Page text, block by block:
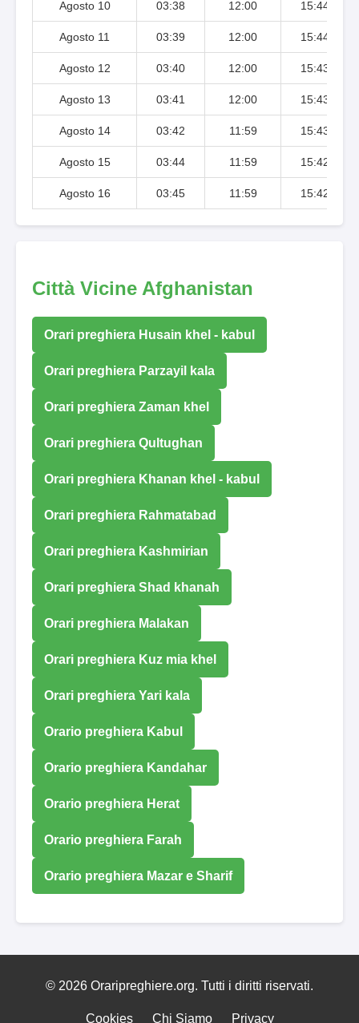
Agosto 10 03:38 12:00 15:44
Agosto 11 03:39 12:00 15:44
Agosto 12 03:40 12:00 15:43
Agosto 13 03:41 12:00 15:43
Agosto 14 03:42 11:59 15:43
Agosto 15 03:44 11:59 15:42
Agosto 16 03:45 11:59 15:42
Città Vicine Afghanistan
Orari preghiera Husain khel - kabul
Orari preghiera Parzayil kala
Orari preghiera Zaman khel
Orari preghiera Qultughan
Orari preghiera Khanan khel - kabul
Orari preghiera Rahmatabad
Orari preghiera Kashmirian
Orari preghiera Shad khanah
Orari preghiera Malakan
Orari preghiera Kuz mia khel
Orari preghiera Yari kala
Orario preghiera Kabul
Orario preghiera Kandahar
Orario preghiera Herat
Orario preghiera Farah
Orario preghiera Mazar e Sharif
© 2026 Oraripreghiere.org. Tutti i diritti riservati.
Cookies Chi Siamo Privacy